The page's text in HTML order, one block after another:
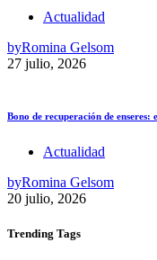
Actualidad
byRomina Gelsom
27 julio, 2026
Bono de recuperación de enseres:
Actualidad
byRomina Gelsom
20 julio, 2026
Trending Tags